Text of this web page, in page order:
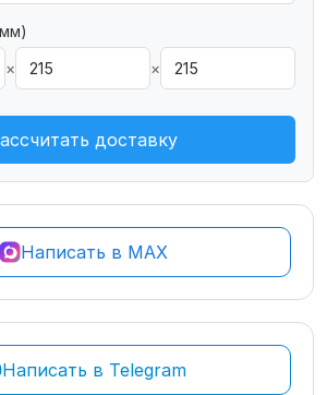
×
×
доставку
Написать в MAX
Написать в Telegram